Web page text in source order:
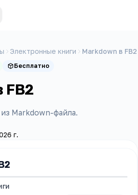
Электронные книги Markdown в FB2
Бесплатно
FB2
Markdown-файла.
г.